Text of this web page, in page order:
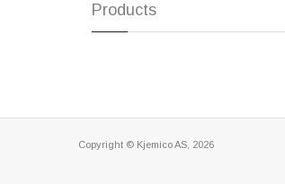
Products
Copyright © Kjemico AS, 2026